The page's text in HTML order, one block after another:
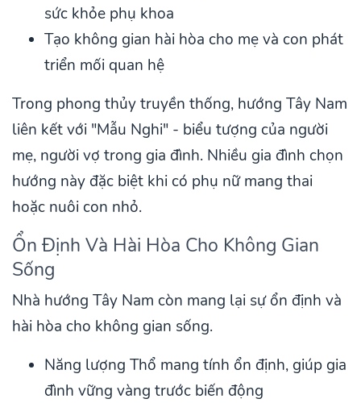
sức khỏe phụ khoa
Tạo không gian hài hòa cho mẹ và con phát
triển mối quan hệ
Trong phong thủy truyền thống, hướng Tây Nam
liên kết với "Mẫu Nghi" - biểu tượng của người
mẹ, người vợ trong gia đình. Nhiều gia đình chọn
hướng này đặc biệt khi có phụ nữ mang thai
hoặc nuôi con nhỏ.
Ổn Định Và Hài Hòa Cho Không Gian
Sống
Nhà hướng Tây Nam còn mang lại sự ổn định và
hài hòa cho không gian sống.
Năng lượng Thổ mang tính ổn định, giúp gia
đình vững vàng trước biến động